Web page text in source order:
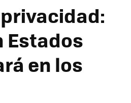
Estados
en los